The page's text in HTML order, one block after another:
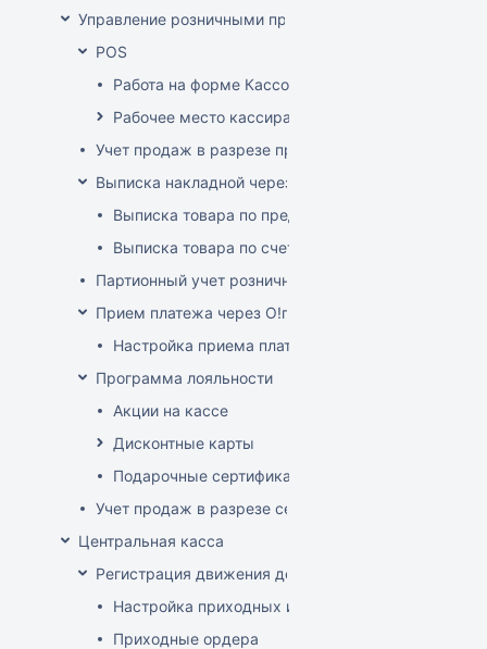
Управление розничными продажами
POS
Работа на форме Кассовые операции
Рабочее место кассира
Учет продаж в разрезе продавцов-консультантов
Выписка накладной через POS
Выписка товара по предоплате
Выписка товара по счет-фактуре
Партионный учет розничных продаж
Прием платежа через O!плати
Настройка приема платежей О!плати
Программа лояльности
Акции на кассе
Дисконтные карты
Подарочные сертификаты
Учет продаж в разрезе секций
Центральная касса
Регистрация движения денег в центральной кассе
Настройка приходных и расходных ордеров
Приходные ордера